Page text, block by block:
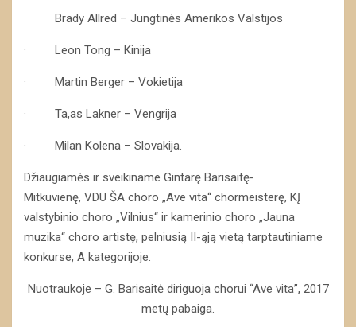
· Brady Allred – Jungtinės Amerikos Valstijos
· Leon Tong – Kinija
· Martin Berger – Vokietija
· Ta,as Lakner – Vengrija
· Milan Kolena – Slovakija.
Džiaugiamės ir sveikiname Gintarę Barisaitę-
Mitkuvienę, VDU ŠA choro „Ave vita“ chormeisterę, KĮ
valstybinio choro „Vilnius“ ir kamerinio choro „Jauna
muzika“ choro artistę, pelniusią II-ąją vietą tarptautiniame
konkurse, A kategorijoje.
Nuotraukoje – G. Barisaitė diriguoja chorui “Ave vita”, 2017
metų pabaiga.